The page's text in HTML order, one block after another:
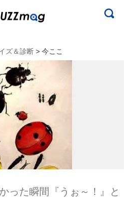
ズ＆診断 > 今ここ
った瞬間『うぉ～！』と